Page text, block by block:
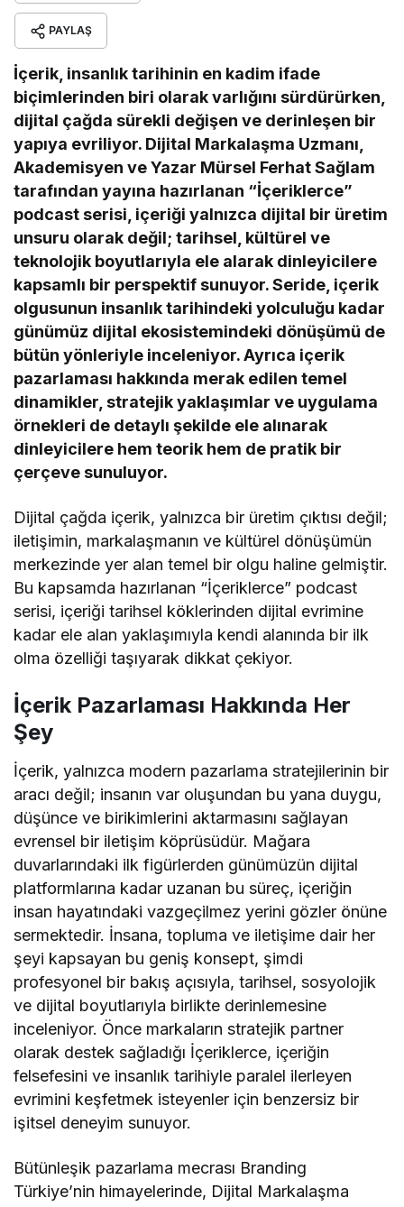
PAYLAŞ
İçerik, insanlık tarihinin en kadim ifade
biçimlerinden biri olarak varlığını sürdürürken,
dijital çağda sürekli değişen ve derinleşen bir
yapıya evriliyor. Dijital Markalaşma Uzmanı,
Akademisyen ve Yazar Mürsel Ferhat Sağlam
tarafından yayına hazırlanan “İçeriklerce”
podcast serisi, içeriği yalnızca dijital bir üretim
unsuru olarak değil; tarihsel, kültürel ve
teknolojik boyutlarıyla ele alarak dinleyicilere
kapsamlı bir perspektif sunuyor. Seride, içerik
olgusunun insanlık tarihindeki yolculuğu kadar
günümüz dijital ekosistemindeki dönüşümü de
bütün yönleriyle inceleniyor. Ayrıca içerik
pazarlaması hakkında merak edilen temel
dinamikler, stratejik yaklaşımlar ve uygulama
örnekleri de detaylı şekilde ele alınarak
dinleyicilere hem teorik hem de pratik bir
çerçeve sunuluyor.
Dijital çağda içerik, yalnızca bir üretim çıktısı değil;
iletişimin, markalaşmanın ve kültürel dönüşümün
merkezinde yer alan temel bir olgu haline gelmiştir.
Bu kapsamda hazırlanan “İçeriklerce” podcast
serisi, içeriği tarihsel köklerinden dijital evrimine
kadar ele alan yaklaşımıyla kendi alanında bir ilk
olma özelliği taşıyarak dikkat çekiyor.
İçerik Pazarlaması Hakkında Her
Şey
İçerik, yalnızca modern pazarlama stratejilerinin bir
aracı değil; insanın var oluşundan bu yana duygu,
düşünce ve birikimlerini aktarmasını sağlayan
evrensel bir iletişim köprüsüdür. Mağara
duvarlarındaki ilk figürlerden günümüzün dijital
platformlarına kadar uzanan bu süreç, içeriğin
insan hayatındaki vazgeçilmez yerini gözler önüne
sermektedir. İnsana, topluma ve iletişime dair her
şeyi kapsayan bu geniş konsept, şimdi
profesyonel bir bakış açısıyla, tarihsel, sosyolojik
ve dijital boyutlarıyla birlikte derinlemesine
inceleniyor. Önce markaların stratejik partner
olarak destek sağladığı İçeriklerce, içeriğin
felsefesini ve insanlık tarihiyle paralel ilerleyen
evrimini keşfetmek isteyenler için benzersiz bir
işitsel deneyim sunuyor.
Bütünleşik pazarlama mecrası Branding
Türkiye’nin himayelerinde, Dijital Markalaşma